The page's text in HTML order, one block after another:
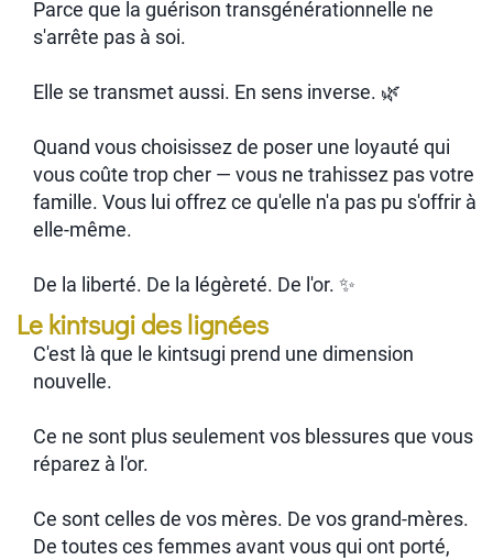
Parce que la guérison transgénérationnelle ne
s'arrête pas à soi.
Elle se transmet aussi. En sens inverse. 🌿
Quand vous choisissez de poser une loyauté qui
vous coûte trop cher — vous ne trahissez pas votre
famille. Vous lui offrez ce qu'elle n'a pas pu s'offrir à
elle-même.
De la liberté. De la légèreté. De l'or. ✨
Le kintsugi des lignées
C'est là que le kintsugi prend une dimension
nouvelle.
Ce ne sont plus seulement vos blessures que vous
réparez à l'or.
Ce sont celles de vos mères. De vos grand-mères.
De toutes ces femmes avant vous qui ont porté,